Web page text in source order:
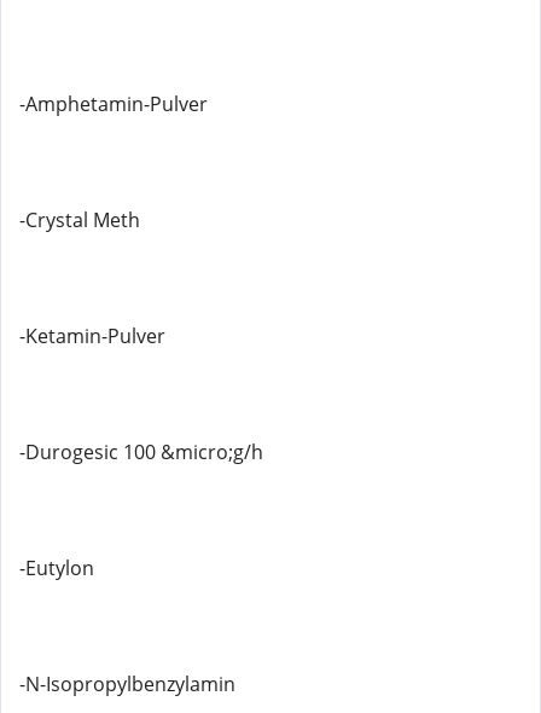
-Amphetamin-Pulver
-Crystal Meth
-Ketamin-Pulver
-Durogesic 100 &micro;g/h
-Eutylon
-N-Isopropylbenzylamin